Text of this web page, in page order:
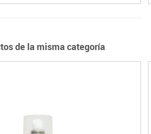
de la misma categoría